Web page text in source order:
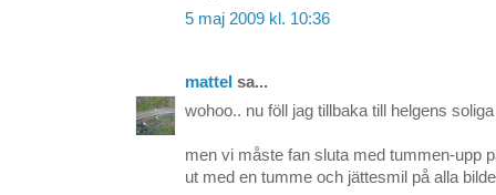
5 maj 2009 kl. 10:36
mattel sa...
wohoo.. nu föll jag tillbaka till helgens
men vi måste fan sluta med tummen-upp
ut med en tumme och jättesmil på alla